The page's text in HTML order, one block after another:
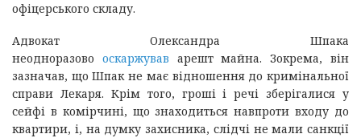
офіцерського складу.
Адвокат Олександра Шпака
неодноразово оскаржував арешт майна. Зокрема, він
зазначав, що Шпак не має відношення до кримінальної
справи Лекаря. Крім того, гроші і речі зберігалися у
сейфі в комірчині, що знаходиться навпроти входу до
квартири, і, на думку захисника, слідчі не мали санкції